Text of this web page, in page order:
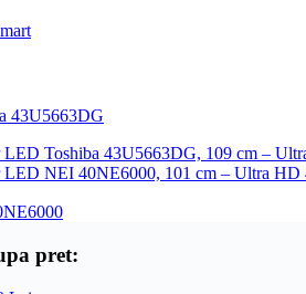
LED Toshiba 43U5663DG, 109 cm –
LED NEI 40NE6000, 101 cm – Ultra HD
pret: